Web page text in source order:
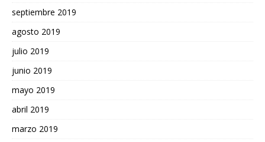
septiembre 2019
agosto 2019
julio 2019
junio 2019
mayo 2019
abril 2019
marzo 2019